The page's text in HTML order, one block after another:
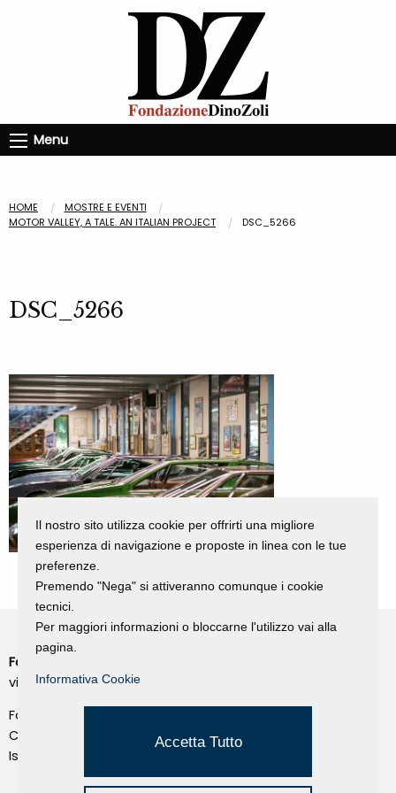
Menu
HOME
MOSTRE E EVENTI
MOTOR VALLEY, A TALE. AN ITALIAN PROJECT
DSC_5266
DSC_5266
Fondazione Dino Zoli
viale Bologna 288, Forlì
Fondo dot. euro 285.000 i.v.
CF e P.IVA 03692820404
Isc.Reg Per.Giu. n. 10404
Il nostro sito utilizza cookie per offrirti una migliore
esperienza di navigazione e proposte in linea con le tue
preferenze.
Premendo "Nega" si attiveranno comunque i cookie
tecnici.
Per maggiori informazioni o bloccarne l'utilizzo vai alla
pagina.
Informativa Cookie
Accetta Tutto